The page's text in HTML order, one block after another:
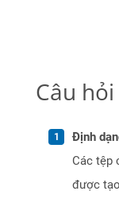
Câu
Định
Các tệp
được